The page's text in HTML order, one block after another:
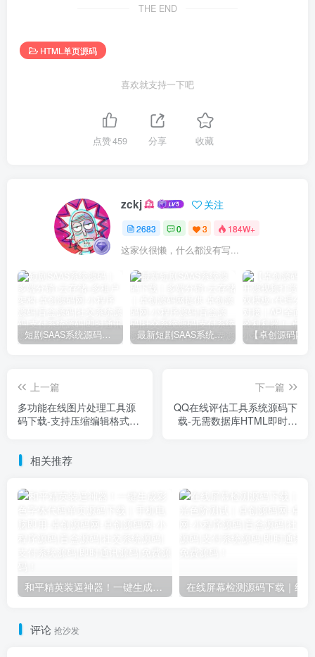
THE END
HTML单页源码
喜欢就支持一下吧
点赞459 分享 收藏
zckj 关注
2683 0 3 184W+
这家伙很懒，什么都没有写...
短剧SAAS系统源码｜多端分销+云存储+多租户架构 最新短剧SAAS系统源码下载｜多端分销+云存储｜卓创源码网提供
上一篇
多功能在线图片处理工具源
码下载-支持压缩编辑格式转
下一篇
QQ在线评估工具系统源码下
载-无需数据库HTML即时部
相关推荐
和平精英装逼神器！一键生成彩色字体代码单页源码下载｜手机电脑即用-卓创源码网
评论 抢沙发